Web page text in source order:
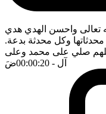
تعالى واحسن الهدي هدي
وكل محدثة بدعة.
صلي على محمد وعلى
آل - 00:00:20 ضَ